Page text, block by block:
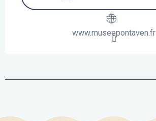
www.museepontaven.fr